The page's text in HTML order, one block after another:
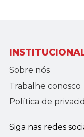
Sobre nós
Trabalhe conosco
Política de
Siga nas redes